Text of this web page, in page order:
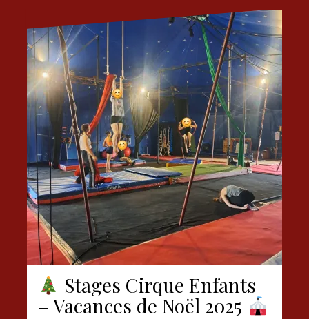
Stages Cirque Enfants
– Vacances de Noël 2025